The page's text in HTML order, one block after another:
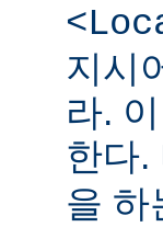
지시
라.
한다.
을 하